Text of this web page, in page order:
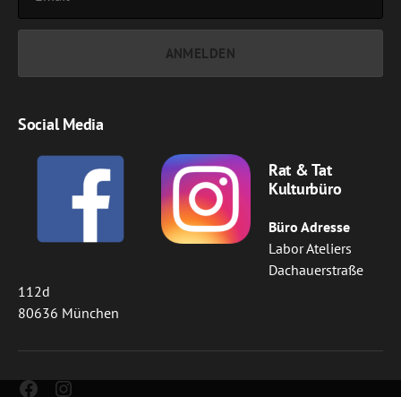
Social Media
Rat & Tat
Kulturbüro
Büro Adresse
Labor Ateliers
Dachauerstraße
112d
80636 München